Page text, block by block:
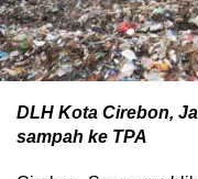
DLH Kota Cirebon,
sampah ke TPA